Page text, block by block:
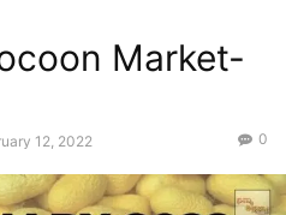
Market-
12, 2022 0